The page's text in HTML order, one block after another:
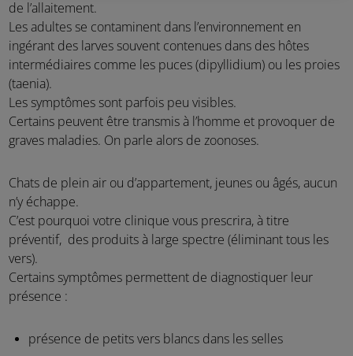
de l’allaitement.
Les adultes se contaminent dans l’environnement en
ingérant des larves souvent contenues dans des hôtes
intermédiaires comme les puces (dipyllidium) ou les proies
(taenia).
Les symptômes sont parfois peu visibles.
Certains peuvent être transmis à l’homme et provoquer de
graves maladies. On parle alors de zoonoses.
Chats de plein air ou d’appartement, jeunes ou âgés, aucun
n’y échappe.
C’est pourquoi votre clinique vous prescrira, à titre
préventif, des produits à large spectre (éliminant tous les
vers).
Certains symptômes permettent de diagnostiquer leur
présence :
présence de petits vers blancs dans les selles